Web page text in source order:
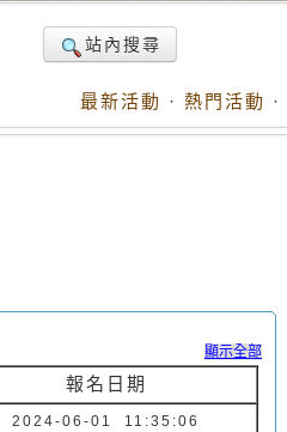
站內搜尋
最新活動 · 熱門活動 ·
顯示全部
報名日期
2024-06-01 11:35:06